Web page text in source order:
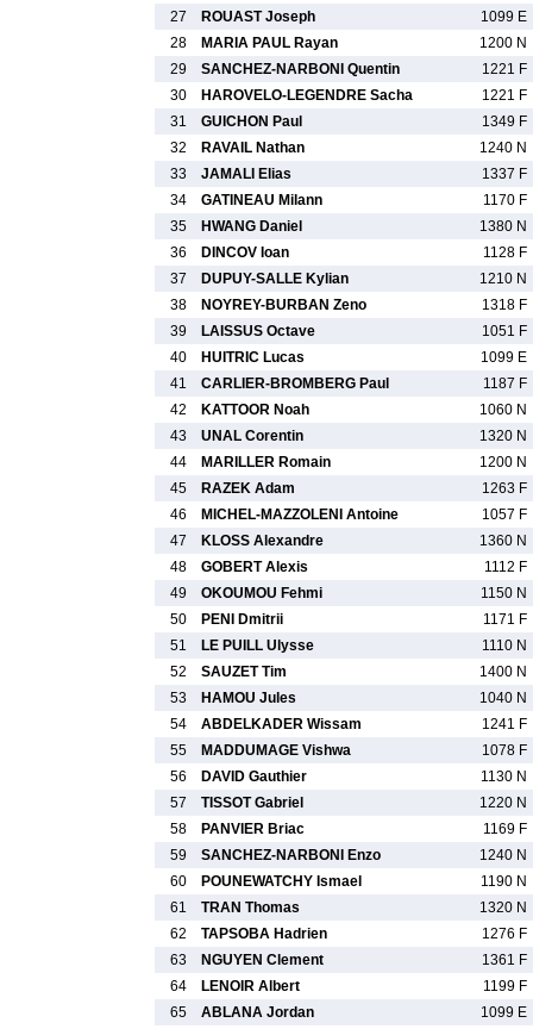
27
ROUAST Joseph
1099 E
28
MARIA PAUL Rayan
1200 N
29
SANCHEZ-NARBONI Quentin
1221 F
30
HAROVELO-LEGENDRE Sacha
1221 F
31
GUICHON Paul
1349 F
32
RAVAIL Nathan
1240 N
33
JAMALI Elias
1337 F
34
GATINEAU Milann
1170 F
35
HWANG Daniel
1380 N
36
DINCOV Ioan
1128 F
37
DUPUY-SALLE Kylian
1210 N
38
NOYREY-BURBAN Zeno
1318 F
39
LAISSUS Octave
1051 F
40
HUITRIC Lucas
1099 E
41
CARLIER-BROMBERG Paul
1187 F
42
KATTOOR Noah
1060 N
43
UNAL Corentin
1320 N
44
MARILLER Romain
1200 N
45
RAZEK Adam
1263 F
46
MICHEL-MAZZOLENI Antoine
1057 F
47
KLOSS Alexandre
1360 N
48
GOBERT Alexis
1112 F
49
OKOUMOU Fehmi
1150 N
50
PENI Dmitrii
1171 F
51
LE PUILL Ulysse
1110 N
52
SAUZET Tim
1400 N
53
HAMOU Jules
1040 N
54
ABDELKADER Wissam
1241 F
55
MADDUMAGE Vishwa
1078 F
56
DAVID Gauthier
1130 N
57
TISSOT Gabriel
1220 N
58
PANVIER Briac
1169 F
59
SANCHEZ-NARBONI Enzo
1240 N
60
POUNEWATCHY Ismael
1190 N
61
TRAN Thomas
1320 N
62
TAPSOBA Hadrien
1276 F
63
NGUYEN Clement
1361 F
64
LENOIR Albert
1199 F
65
ABLANA Jordan
1099 E